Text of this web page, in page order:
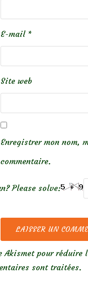
E-mail *
Site web
Enregistrer mon nom,
commentaire.
Please solve:
Akismet pour réduire
sont traitées.